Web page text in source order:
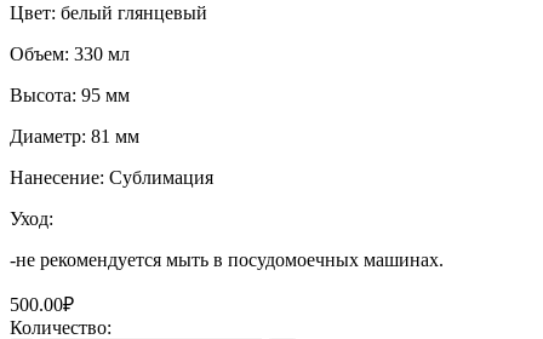
Цвет: белый глянцевый
Объем: 330 мл
Высота: 95 мм
Диаметр: 81 мм
Нанесение: Сублимация
Уход:
-не рекомендуется мыть в посудомоечных машинах.
500.00₽
Количество: